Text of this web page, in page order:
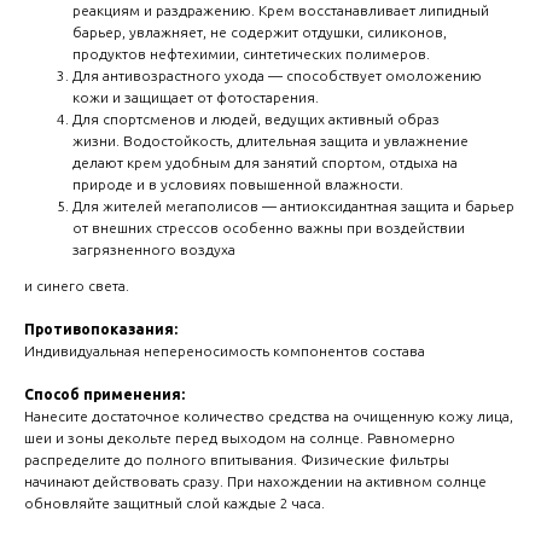
реакциям и раздражению. Крем восстанавливает липидный
барьер, увлажняет, не содержит отдушки, силиконов,
продуктов нефтехимии, синтетических полимеров.
Для антивозрастного ухода — способствует омоложению
кожи и защищает от фотостарения.
Для спортсменов и людей, ведущих активный образ
жизни. Водостойкость, длительная защита и увлажнение
делают крем удобным для занятий спортом, отдыха на
природе и в условиях повышенной влажности.
Для жителей мегаполисов — антиоксидантная защита и барьер
от внешних стрессов особенно важны при воздействии
загрязненного воздуха
и синего света.
Противопоказания:
Индивидуальная непереносимость компонентов состава
Способ применения:
Нанесите достаточное количество средства на очищенную кожу лица,
шеи и зоны декольте перед выходом на солнце. Равномерно
распределите до полного впитывания. Физические фильтры
начинают действовать сразу. При нахождении на активном солнце
обновляйте защитный слой каждые 2 часа.